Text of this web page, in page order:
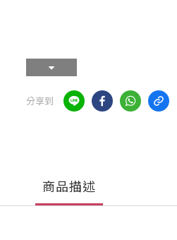
分享到
商品描述